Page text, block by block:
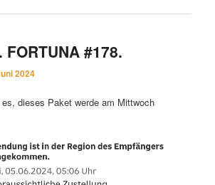
FORTUNA #178.
2024
dieses Paket werde am Mittwoch